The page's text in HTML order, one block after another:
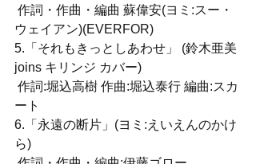
ウェイアン)(EVERFOR)
5.「それもきっとしあわせ」 (鈴木亜美
joins キリンジ カバー)
ート
6.「永遠の断片」(ヨミ:えいえんのかけ
ら)